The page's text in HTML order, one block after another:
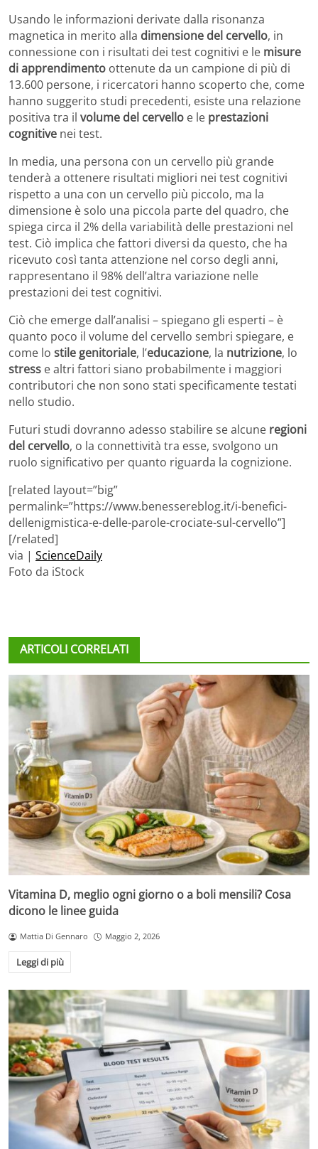
Usando le informazioni derivate dalla risonanza
magnetica in merito alla dimensione del cervello, in
connessione con i risultati dei test cognitivi e le misure
di apprendimento ottenute da un campione di più di
13.600 persone, i ricercatori hanno scoperto che, come
hanno suggerito studi precedenti, esiste una relazione
positiva tra il volume del cervello e le prestazioni
cognitive nei test.
In media, una persona con un cervello più grande
tenderà a ottenere risultati migliori nei test cognitivi
rispetto a una con un cervello più piccolo, ma la
dimensione è solo una piccola parte del quadro, che
spiega circa il 2% della variabilità delle prestazioni nel
test. Ciò implica che fattori diversi da questo, che ha
ricevuto così tanta attenzione nel corso degli anni,
rappresentano il 98% dell’altra variazione nelle
prestazioni dei test cognitivi.
Ciò che emerge dall’analisi – spiegano gli esperti – è
quanto poco il volume del cervello sembri spiegare, e
come lo stile genitoriale, l’educazione, la nutrizione, lo
stress e altri fattori siano probabilmente i maggiori
contributori che non sono stati specificamente testati
nello studio.
Futuri studi dovranno adesso stabilire se alcune regioni
del cervello, o la connettività tra esse, svolgono un
ruolo significativo per quanto riguarda la cognizione.
[related layout=”big”
permalink=”https://www.benessereblog.it/i-benefici-
dellenigmistica-e-delle-parole-crociate-sul-cervello”]
[/related]
via | ScienceDaily
Foto da iStock
ARTICOLI CORRELATI
Vitamina D, meglio ogni giorno o a boli mensili? Cosa
dicono le linee guida
Mattia Di Gennaro Maggio 2, 2026
Leggi di più